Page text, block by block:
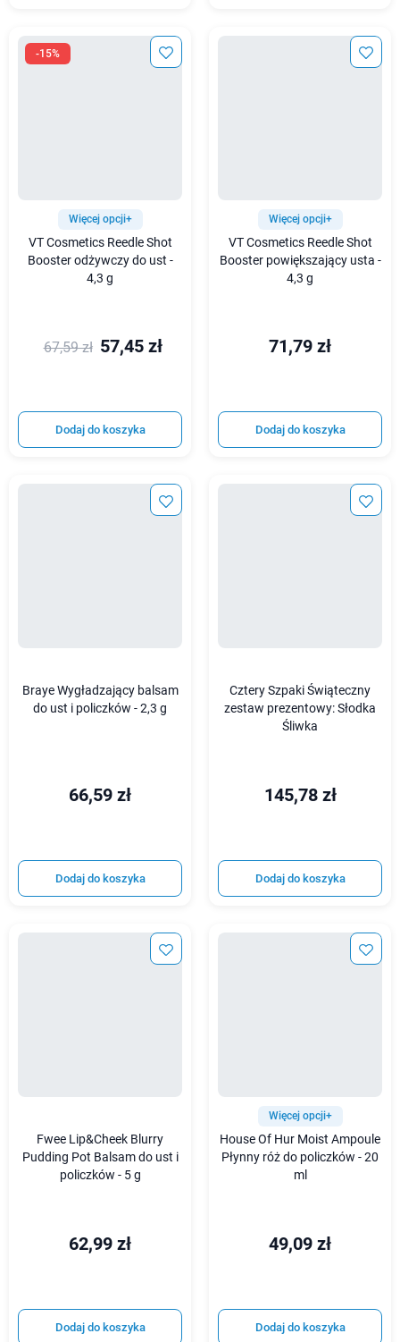
-15%
Więcej opcji+
VT Cosmetics Reedle Shot
Booster odżywczy do ust -
4,3 g
67,59 zł 57,45 zł
Dodaj do koszyka
Więcej opcji+
VT Cosmetics Reedle Shot
Booster powiększający usta -
4,3 g
71,79 zł
Dodaj do koszyka
Braye Wygładzający balsam
do ust i policzków - 2,3 g
66,59 zł
Dodaj do koszyka
Cztery Szpaki Świąteczny
zestaw prezentowy: Słodka
Śliwka
145,78 zł
Dodaj do koszyka
Fwee Lip&Cheek Blurry
Pudding Pot Balsam do ust i
policzków - 5 g
62,99 zł
Dodaj do koszyka
Więcej opcji+
House Of Hur Moist Ampoule
Płynny róż do policzków - 20
ml
49,09 zł
Dodaj do koszyka